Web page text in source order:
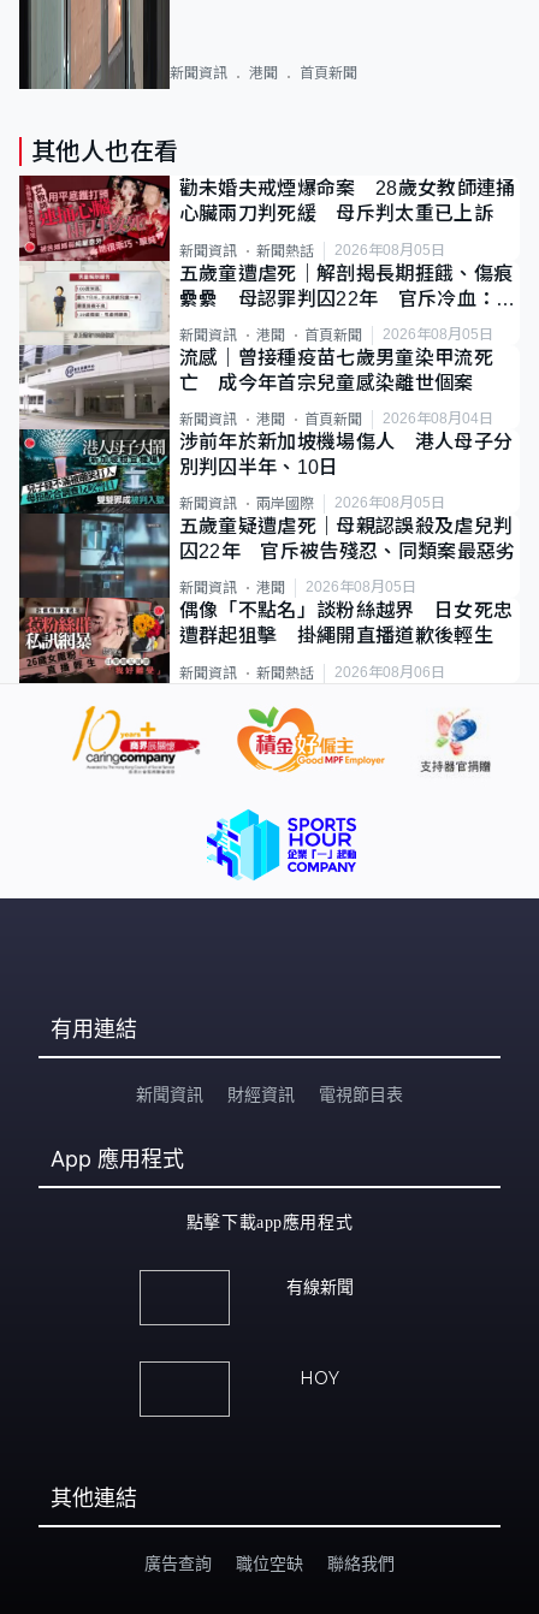
新聞資訊 港聞 首頁新聞
其他人也在看
勸未婚夫戒煙爆命案 28歲女教師連捅
心臟兩刀判死緩 母斥判太重已上訴
新聞資訊 新聞熱話 2026年08月05日
五歲童遭虐死｜解剖揭長期捱餓、傷痕
纍纍 母認罪判囚22年 官斥冷血：同
類案最惡劣
新聞資訊 港聞 首頁新聞 2026年08月05日
流感｜曾接種疫苗七歲男童染甲流死
亡 成今年首宗兒童感染離世個案
新聞資訊 港聞 首頁新聞 2026年08月04日
涉前年於新加坡機場傷人 港人母子分
別判囚半年、10日
新聞資訊 兩岸國際 2026年08月05日
五歲童疑遭虐死｜母親認誤殺及虐兒判
囚22年 官斥被告殘忍、同類案最惡劣
新聞資訊 港聞 2026年08月05日
偶像「不點名」談粉絲越界 日女死忠
遭群起狙擊 掛繩開直播道歉後輕生
新聞資訊 新聞熱話 2026年08月06日
有用連結
新聞資訊 財經資訊 電視節目表
App 應用程式
點擊下載app應用程式
有線新聞
HOY
其他連結
廣告查詢 職位空缺 聯絡我們